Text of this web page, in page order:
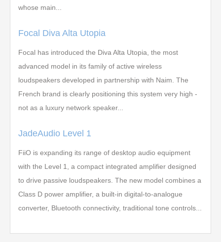
whose main...
Focal Diva Alta Utopia
Focal has introduced the Diva Alta Utopia, the most
advanced model in its family of active wireless
loudspeakers developed in partnership with Naim. The
French brand is clearly positioning this system very high -
not as a luxury network speaker...
JadeAudio Level 1
FiiO is expanding its range of desktop audio equipment
with the Level 1, a compact integrated amplifier designed
to drive passive loudspeakers. The new model combines a
Class D power amplifier, a built-in digital-to-analogue
converter, Bluetooth connectivity, traditional tone controls...